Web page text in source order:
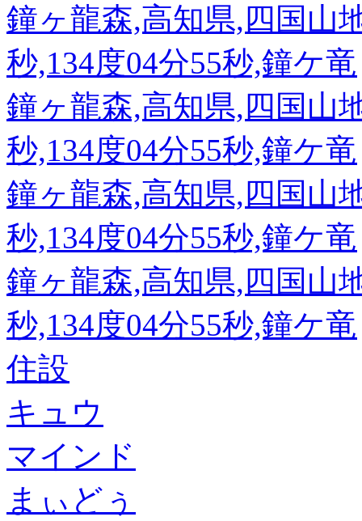
鐘ヶ龍森,高知県,四国山
秒,134度04分55秒,鐘ケ竜
鐘ヶ龍森,高知県,四国山
秒,134度04分55秒,鐘ケ竜
鐘ヶ龍森,高知県,四国山
秒,134度04分55秒,鐘ケ竜
鐘ヶ龍森,高知県,四国山
秒,134度04分55秒,鐘ケ竜
住設
キュウ
マインド
まぃどぅ